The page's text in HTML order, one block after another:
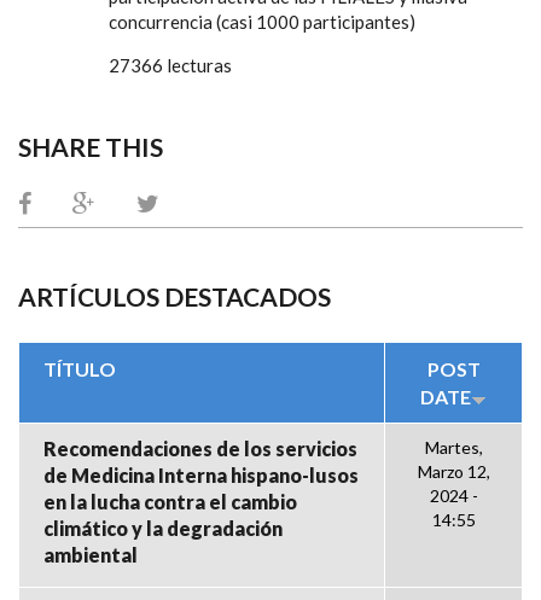
concurrencia (casi 1000 participantes)
27366 lecturas
SHARE THIS
ARTÍCULOS DESTACADOS
TÍTULO
POST
DATE
Recomendaciones de los servicios
de Medicina Interna hispano-lusos
en la lucha contra el cambio
climático y la degradación
ambiental
Martes,
Marzo 12,
2024 -
14:55